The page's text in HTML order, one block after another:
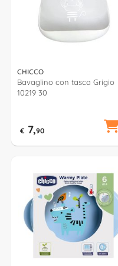
CHICCO
Bavaglino con tasca Grigio
10219 30
€ 7,90